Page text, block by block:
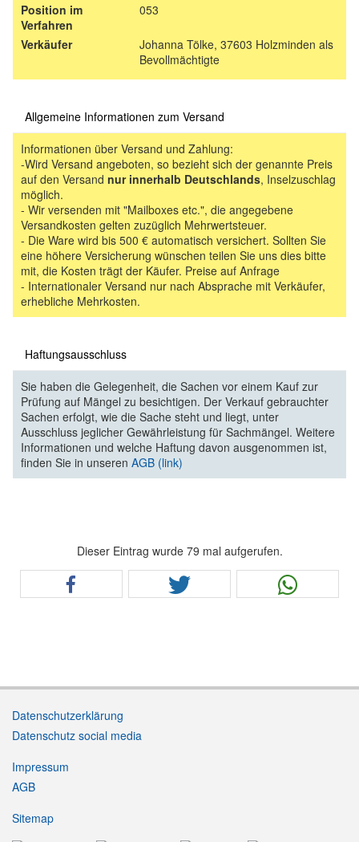
Position im
Verfahren
053
Verkäufer
Johanna Tölke, 37603 Holzminden als
Bevollmächtigte
Allgemeine Informationen zum Versand
Informationen über Versand und Zahlung:
-Wird Versand angeboten, so bezieht sich der genannte Preis
auf den Versand nur innerhalb Deutschlands, Inselzuschlag
möglich.
- Wir versenden mit "Mailboxes etc.", die angegebene
Versandkosten gelten zuzüglich Mehrwertsteuer.
- Die Ware wird bis 500 € automatisch versichert. Sollten Sie
eine höhere Versicherung wünschen teilen Sie uns dies bitte
mit, die Kosten trägt der Käufer. Preise auf Anfrage
- Internationaler Versand nur nach Absprache mit Verkäufer,
erhebliche Mehrkosten.
Haftungsausschluss
Sie haben die Gelegenheit, die Sachen vor einem Kauf zur
Prüfung auf Mängel zu besichtigen. Der Verkauf gebrauchter
Sachen erfolgt, wie die Sache steht und liegt, unter
Ausschluss jeglicher Gewährleistung für Sachmängel. Weitere
Informationen und welche Haftung davon ausgenommen ist,
finden Sie in unseren AGB (link)
Dieser Eintrag wurde 79 mal aufgerufen.
Datenschutzerklärung
Datenschutz social media
Impressum
AGB
Sitemap